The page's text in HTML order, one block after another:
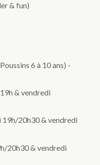
& fun)
6 à 10 ans) -
& vendredi
20h30 & vendredi
20h30 & vendredi